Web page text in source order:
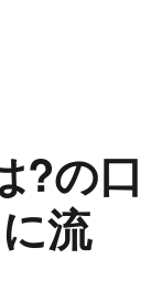
?の口
流